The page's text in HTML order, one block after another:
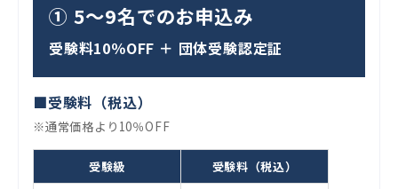
① 5～9名でのお申込み
受験料10％OFF ＋ 団体受験認定証
■受験料（税込）
※通常価格より10％OFF
受験級 受験料（税込）